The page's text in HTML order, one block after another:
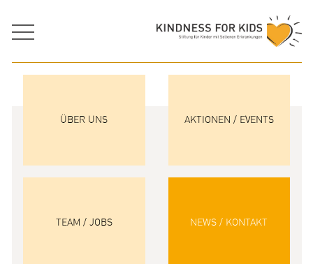
ÜBER UNS AKTIONEN / EVENTS
TEAM / JOBS NEWS / KONTAKT